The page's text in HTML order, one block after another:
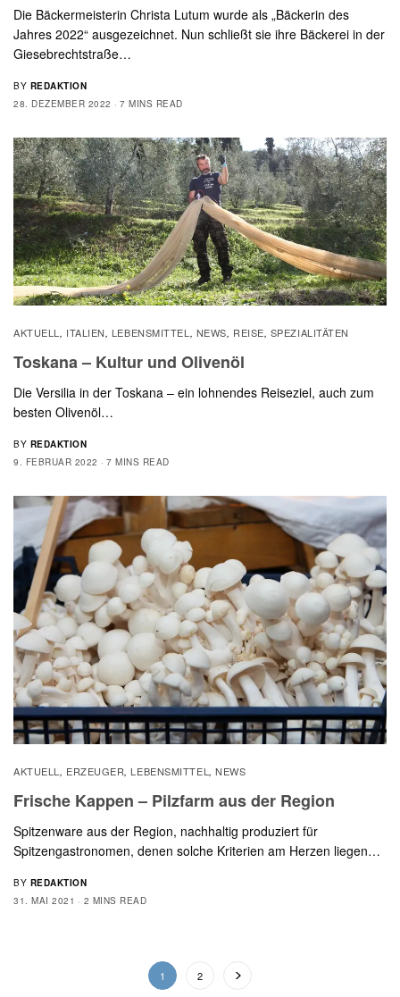
Die Bäckermeisterin Christa Lutum wurde als „Bäckerin des
Jahres 2022“ ausgezeichnet. Nun schließt sie ihre Bäckerei in der
Giesebrechtstraße…
BY REDAKTION
28. DEZEMBER 2022
7 MINS READ
AKTUELL , ITALIEN , LEBENSMITTEL , NEWS, REISE, SPEZIALITÄTEN
Toskana – Kultur und Olivenöl
Die Versilia in der Toskana – ein lohnendes Reiseziel, auch zum
besten Olivenöl…
BY REDAKTION
9. FEBRUAR 2022
7 MINS READ
AKTUELL , ERZEUGER, LEBENSMITTEL ,NEWS
Frische Kappen – Pilzfarm aus der Region
Spitzenware aus der Region, nachhaltig produziert für
Spitzengastronomen, denen solche Kriterien am Herzen liegen…
BY REDAKTION
31. MAI 2021
2 MINS READ
1 2